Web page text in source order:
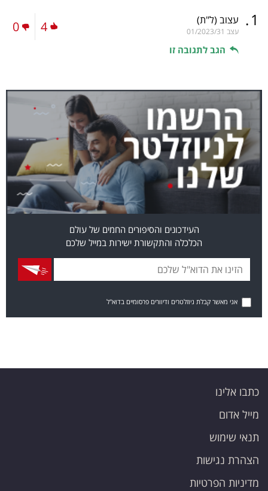
1
. עצוב (ל"ת)
עצב 01/2023/31
הגב לתגובה זו
4
0
העידכונים והסיפורים החמים של עולם
הכלכלה והתקשורת ישירות במייל שלכם
אני מאשר קבלת ניוזלטרים ודיוורים פרסומיים בדוא"ל
כתבו אלינו
מייל אדום
תנאי שימוש
הצהרת נגישות
מדיניות הפרטיות